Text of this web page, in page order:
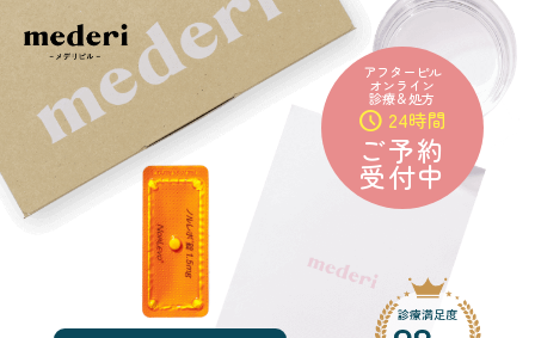
アフターピル
オンライン
診療＆処方
schedule 24時間
ご予約
受付中